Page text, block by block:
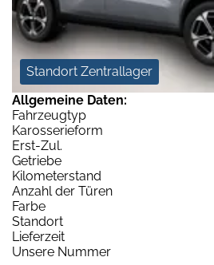
Standort Zentrallager
Allgemeine Daten:
Fahrzeugtyp
Karosserieform
Erst-Zul.
Getriebe
Kilometerstand
Anzahl der Türen
Farbe
Standort
Lieferzeit
Unsere Nummer